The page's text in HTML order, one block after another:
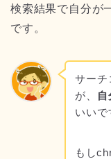
検索結果で自分が
です。
サーチ
が、
いいで
もし